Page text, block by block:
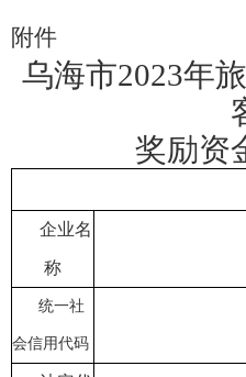
附件
乌海市2023年
奖励资
企业名
称
统一社
会信用代码